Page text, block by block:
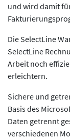
und wird damit
Die SelectLine
SelectLine
Arbeit noch
erleichtern.
Sichere und
Basis des
Daten getrennt
verschiedenen